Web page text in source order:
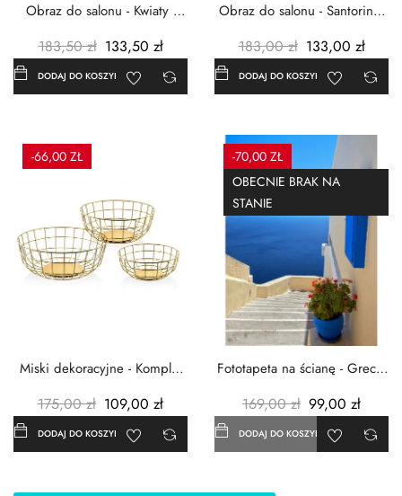
Obraz do salonu - Kwiaty -
183,50 zł 133,50 zł
DODAJ DO KOSZYKA
Obraz do salonu - Santorini -
183,00 zł 133,00 zł
DODAJ DO KOSZYKA
-66,00 ZŁ
Miski dekoracyjne - Komplet
175,00 zł 109,00 zł
DODAJ DO KOSZYKA
-70,00 ZŁ
OBECNIE BRAK NA
STANIE
Fototapeta na ścianę - Grecja
169,00 zł 99,00 zł
DODAJ DO KOSZYKA